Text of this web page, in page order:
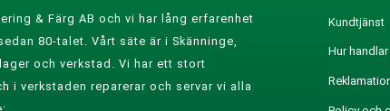
& Färg AB och vi har lång erfarenhet
80-talet. Vårt säte är i Skänninge,
och verkstad. Vi har ett stort
i verkstaden reparerar och servar vi alla
Kundtjänst
Hur